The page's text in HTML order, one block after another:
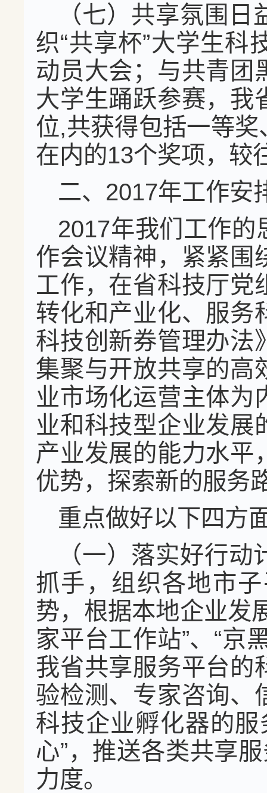
（七）共享氛围
织“共享杯”大学生科
动员大会；与共青团
大学生踊跃参赛，我
位,共获得包括一等
在内的13个奖项，较
二、2017年工作安
2017年我们工作
作会议精神，紧紧围
工作，在省科技厅党
转化和产业化、服务
科技创新券管理办法
集聚与开放共享的高
业市场化运营主体为
业和科技型企业发展
产业发展的能力水平
优势，探索新的服务
重点做好以下四方
（一）落实好行
抓手，组织各地市
势，根据本地企业发
家平台工作站”、“京
我省共享服务平台的
验检测、专家咨询、
科技企业孵化器的
心”，推送各类共享
力度。